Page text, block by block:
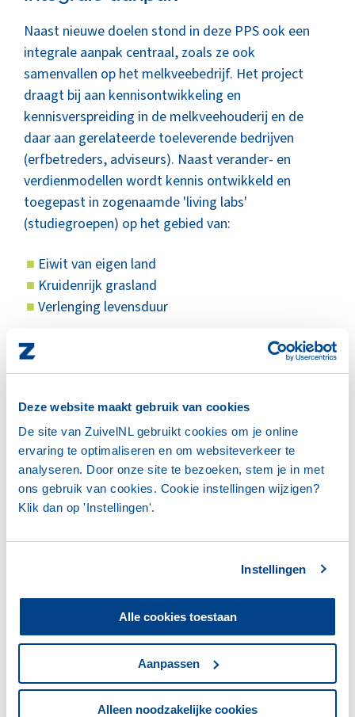
Deze website maakt gebruik van cookies
De site van ZuivelNL gebruikt cookies om je online
ervaring te optimaliseren en om websiteverkeer te
analyseren. Door onze site te bezoeken, stem je in met
ons gebruik van cookies. Cookie instellingen wijzigen?
Klik dan op 'Instellingen'.
Instellingen
Alle cookies toestaan
Aanpassen
Alleen noodzakelijke cookies
Naast nieuwe doelen stond in deze PPS ook een
integrale aanpak centraal, zoals ze ook
samenvallen op het melkveebedrijf. Het project
draagt bij aan kennisontwikkeling en
kennisverspreiding in de melkveehouderij en de
daar aan gerelateerde toeleverende bedrijven
(erfbetreders, adviseurs). Naast verander- en
verdienmodellen wordt kennis ontwikkeld en
toegepast in zogenaamde 'living labs'
(studiegroepen) op het gebied van:
Eiwit van eigen land
Kruidenrijk grasland
Verlenging levensduur
Resultaten
2024/2025
Kruidenrijk grasland:Resultaten onderzoek
'Kruidenrijk grasland - Betekenis voor productie,
bodem en biodiversiteit' 2024
Toekomstbestendige en verantwoorde
zuivelsector: integrale realisatie
duurzaamheidsdoelen 2030 Duurzame